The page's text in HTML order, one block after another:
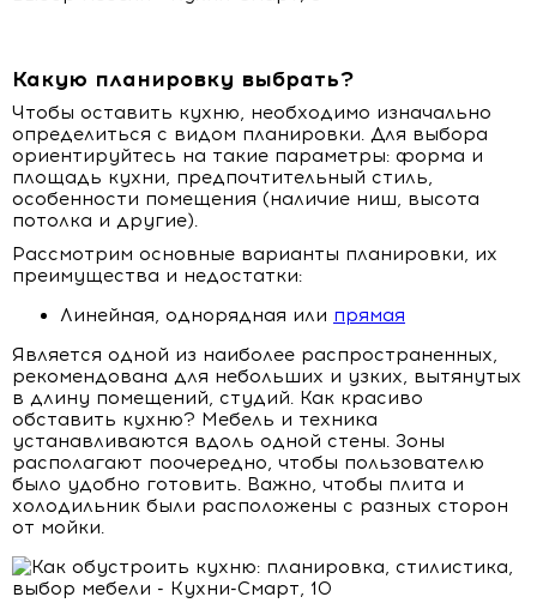
Какую планировку выбрать?
Чтобы оставить кухню, необходимо изначально
определиться с видом планировки. Для выбора
ориентируйтесь на такие параметры: форма и
площадь кухни, предпочтительный стиль,
особенности помещения (наличие ниш, высота
потолка и другие).
Рассмотрим основные варианты планировки, их
преимущества и недостатки:
Линейная, однорядная или прямая
Является одной из наиболее распространенных,
рекомендована для небольших и узких, вытянутых
в длину помещений, студий. Как красиво
обставить кухню? Мебель и техника
устанавливаются вдоль одной стены. Зоны
располагают поочередно, чтобы пользователю
было удобно готовить. Важно, чтобы плита и
холодильник были расположены с разных сторон
от мойки.